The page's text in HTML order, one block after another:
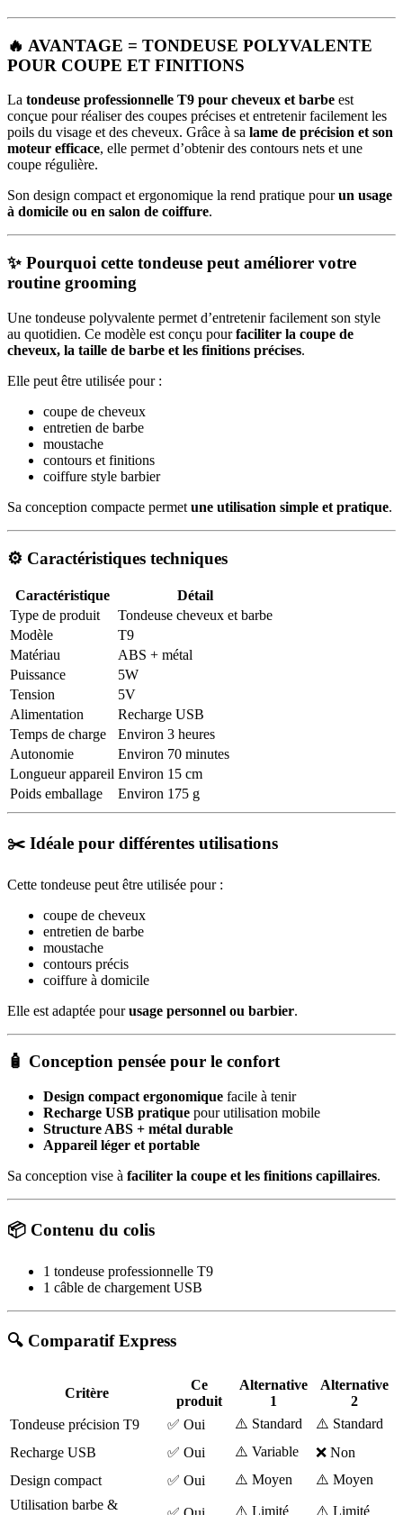
🔥 AVANTAGE = TONDEUSE POLYVALENTE
POUR COUPE ET FINITIONS
La tondeuse professionnelle T9 pour cheveux et barbe est
conçue pour réaliser des coupes précises et entretenir facilement les
poils du visage et des cheveux. Grâce à sa lame de précision et son
moteur efficace, elle permet d’obtenir des contours nets et une
coupe régulière.
Son design compact et ergonomique la rend pratique pourun usage
à domicile ou en salon de coiffure.
✨ Pourquoi cette tondeuse peut améliorer votre
routine grooming
Une tondeuse polyvalente permet d’entretenir facilement son style
au quotidien. Ce modèle est conçu pourfaciliter la coupe de
cheveux, la taille de barbe et les finitions précises.
Elle peut être utilisée pour :
coupe de cheveux
entretien de barbe
moustache
contours et finitions
coiffure style barbier
Sa conception compacte permet une utilisation simple et pratique.
⚙️ Caractéristiques techniques
Caractéristique
Détail
Type de produit
Tondeuse cheveux et barbe
Modèle
T9
Matériau
ABS + métal
Puissance
5W
Tension
5V
Alimentation
Recharge USB
Temps de charge
Environ 3 heures
Autonomie
Environ 70 minutes
Longueur appareil Environ 15 cm
Poids emballage
Environ 175 g
✂️ Idéale pour différentes utilisations
Cette tondeuse peut être utilisée pour :
coupe de cheveux
entretien de barbe
moustache
contours précis
coiffure à domicile
Elle est adaptée pourusage personnel ou barbier.
🧴 Conception pensée pour le confort
Design compact ergonomique facile à tenir
Recharge USB pratique pour utilisation mobile
Structure ABS + métal durable
Appareil léger et portable
Sa conception vise à faciliter la coupe et les finitions capillaires.
📦 Contenu du colis
1 tondeuse professionnelle T9
1 câble de chargement USB
🔍 Comparatif Express
Critère
Ce
produit
Alternative
1
Alternative
2
Tondeuse précision T9
✅ Oui ⚠️ Standard
⚠️ Standard
Recharge USB
✅ Oui ⚠️ Variable
❌ Non
Design compact
✅ Oui ⚠️ Moyen
⚠️ Moyen
Utilisation barbe &
⚠️ Limité ⚠️ Limité